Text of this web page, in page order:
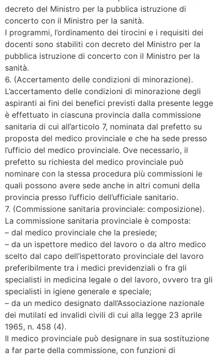
decreto del Ministro per la pubblica istruzione di
concerto con il Ministro per la sanità.
I programmi, l’ordinamento dei tirocini e i requisiti dei
docenti sono stabiliti con decreto del Ministro per la
pubblica istruzione di concerto con il Ministro per la
sanità.
6. (Accertamento delle condizioni di minorazione).
L’accertamento delle condizioni di minorazione degli
aspiranti ai fini dei benefici previsti dalla presente legge
è effettuato in ciascuna provincia dalla commissione
sanitaria di cui all’articolo 7, nominata dal prefetto su
proposta del medico provinciale e che ha sede presso
l’ufficio del medico provinciale. Ove necessario, il
prefetto su richiesta del medico provinciale può
nominare con la stessa procedura più commissioni le
quali possono avere sede anche in altri comuni della
provincia presso l’ufficio dell’ufficiale sanitario.
7. (Commissione sanitaria provinciale: composizione).
La commissione sanitaria provinciale è composta:
– dal medico provinciale che la presiede;
– da un ispettore medico del lavoro o da altro medico
scelto dal capo dell’ispettorato provinciale del lavoro
preferibilmente tra i medici previdenziali o fra gli
specialisti in medicina legale o del lavoro, ovvero tra gli
specialisti in igiene generale e speciale;
– da un medico designato dall’Associazione nazionale
dei mutilati ed invalidi civili di cui alla legge 23 aprile
1965, n. 458 (4).
Il medico provinciale può designare in sua sostituzione
a far parte della commissione, con funzioni di